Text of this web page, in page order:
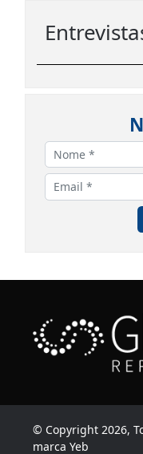
© Copyright 2026,
marca Yeb